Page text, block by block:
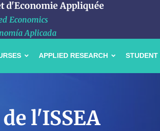
d'Economie Appliquée
Economics
Aplicada
APPLIED RESEARCH
l'ISSEA